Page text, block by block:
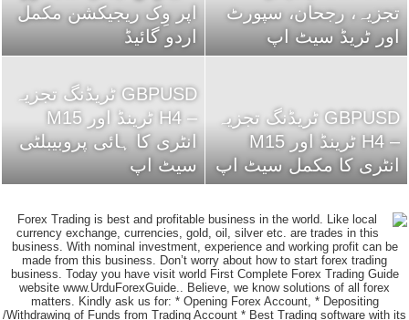
اپر وِک ریجیکشن مکمل
اردو گائیڈ
تجزیہ، رجحان، سپورٹ
اور ٹریڈ سیٹ اپ
GBPUSD ٹریڈنگ تجزیہ
– H4 ٹرینڈ اور M15
انٹری کا ہائی پروبیبلٹی
سیٹ اپ
GBPUSD ٹریڈنگ تجزیہ
– H4 ٹرینڈ اور M15
انٹری کا مکمل سیٹ اپ